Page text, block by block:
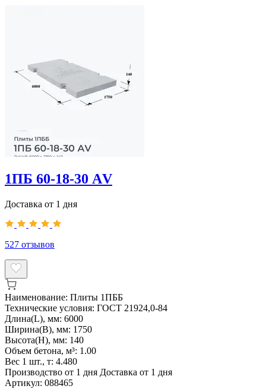
1ПБ 60-18-30 АV
Доставка от 1 дня
527 отзывов
Наименование: Плиты 1ПББ
Технические условия: ГОСТ 21924,0-84
Длина(L), мм: 6000
Ширина(B), мм: 1750
Высота(H), мм: 140
Объем бетона, м³: 1.00
Вес 1 шт., т: 4.480
Производство от 1 дня Доставка от 1 дня
Артикул: 088465